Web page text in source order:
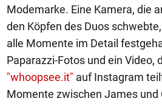
Modemarke. Eine Kamera, die
den Köpfen des Duos
alle Momente im Detail
Paparazzi-Fotos und ein Video,
"whoopsee.it" auf Instagram
Momente zwischen James und